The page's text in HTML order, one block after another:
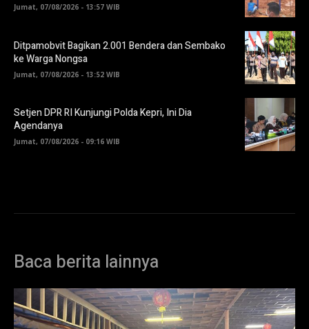
Jumat, 07/08/2026 - 13:57 WIB
Ditpamobvit Bagikan 2.001 Bendera dan Sembako
ke Warga Nongsa
Jumat, 07/08/2026 - 13:52 WIB
Setjen DPR RI Kunjungi Polda Kepri, Ini Dia
Agendanya
Jumat, 07/08/2026 - 09:16 WIB
Baca berita lainnya